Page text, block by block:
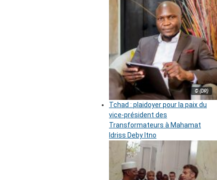
© (DR)
Tchad : plaidoyer pour la paix du
vice-président des
Transformateurs à Mahamat
Idriss Deby Itno